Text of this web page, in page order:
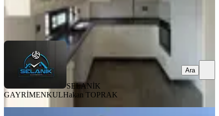
SELANİK GAYRİMENKUL Hakan TOPRAK
SELANİK
GAYRİMENKULHakan TOPRAK
Ara